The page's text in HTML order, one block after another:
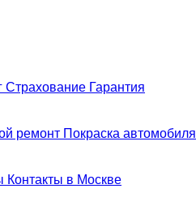
Страхование Гарантия
ремонт Покраска автомобиля
Контакты в Москве